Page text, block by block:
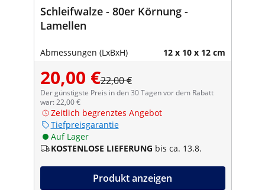
Schleifwalze - 80er Körnung -
Lamellen
Abmessungen (LxBxH) 12 x 10 x 12 cm
20,00 €22,00 €
Der günstigste Preis in den 30 Tagen vor dem Rabatt
war: 22,00 €
Zeitlich begrenztes Angebot
Tiefpreisgarantie
Auf Lager
KOSTENLOSE LIEFERUNG bis ca. 13.8.
Produkt anzeigen